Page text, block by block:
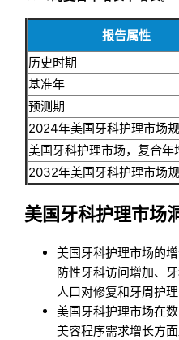
报告属性
历史时期
基准年
预测期
2024年美国牙科护理市场
美国牙科护理市场，复合年
2032年美国牙科护理市场
美国牙科护理市场
美国牙科护理市场的
防性牙科访问增加、
人口对修复和牙周护
美国牙科护理市场在
美容程序需求增长方